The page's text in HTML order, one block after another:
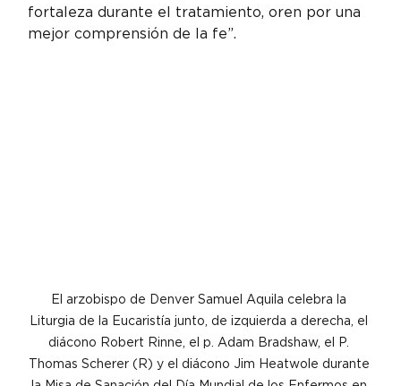
fortaleza durante el tratamiento, oren por una
mejor comprensión de la fe”.
El arzobispo de Denver Samuel Aquila celebra la
Liturgia de la Eucaristía junto, de izquierda a derecha, el
diácono Robert Rinne, el p. Adam Bradshaw, el P.
Thomas Scherer (R) y el diácono Jim Heatwole durante